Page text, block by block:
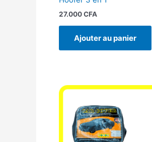
27.000CFA
Ajouter au panier